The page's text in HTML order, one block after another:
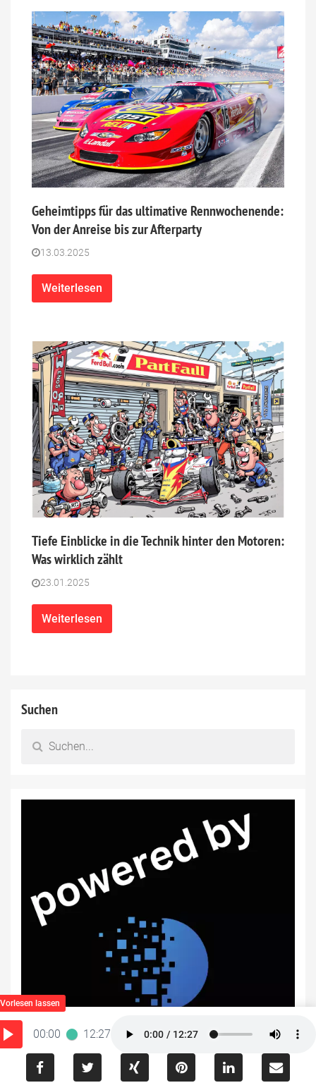
00:00 12:27
Geheimtipps für das ultimative Rennwochenende:
Von der Anreise bis zur Afterparty
13.03.2025
Weiterlesen
Tiefe Einblicke in die Technik hinter den Motoren:
Was wirklich zählt
23.01.2025
Weiterlesen
Suchen